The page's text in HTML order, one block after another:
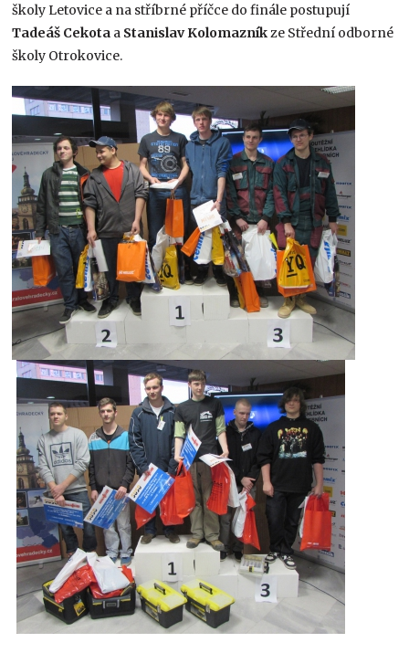
školy Letovice a na stříbrné příčce do finále postupují
Tadeáš Cekota a Stanislav Kolomazník ze Střední odborné
školy Otrokovice.